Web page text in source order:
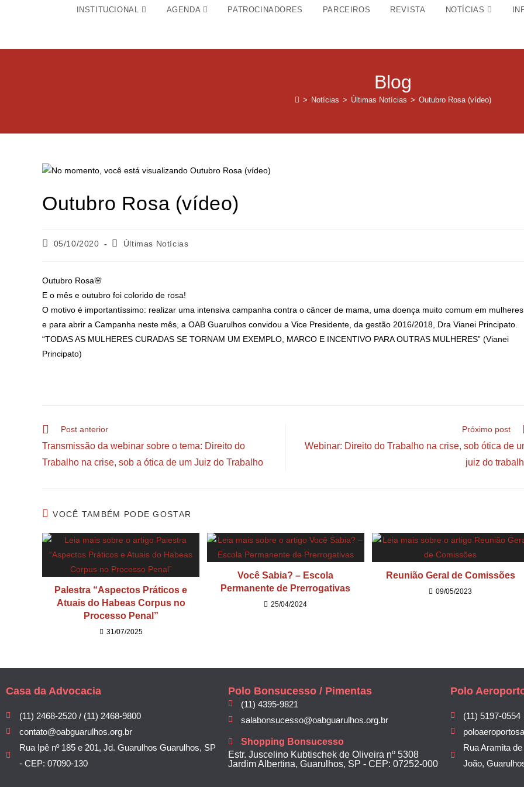
INSTITUCIONAL AGENDA PATROCINADORES PARCEIROS REVISTA NOTÍCIAS
Blog
> Notícias > Últimas Notícias > Outubro Rosa (vídeo)
Outubro Rosa (vídeo)
05/10/2020 Últimas Notícias
Outubro Rosa🌸
E o mês e outubro foi colorido de rosa!
O motivo é importantíssimo: realizar uma intensiva campanha contra o câncer de mama, uma doença muito comum em mulheres,
e para abrir a Campanha neste mês, a OAB Guarulhos convidou a Vice Presidente, da gestão 2016/2018, Dra Vianei Principato.
“TODAS AS MULHERES CURADAS SE TORNAM UM EXEMPLO, MARCO E INCENTIVO PARA OUTRAS MULHERES” (Vianei
Principato)
Post anterior
Transmissão da webinar sobre o tema: Direito do
Trabalho na crise, sob a ótica de um Juiz do Trabalho
Próximo post
Webinar: Direito do Trabalho na crise, sob ótica de
juiz do
VOCÊ TAMBÉM PODE GOSTAR
Palestra “Aspectos Práticos e
Atuais do Habeas Corpus no
Processo Penal”
31/07/2025
Você Sabia? – Escola
Permanente de Prerrogativas
25/04/2024
Reunião Geral de Comissões
09/05/2023
Casa da Advocacia
(11) 2468-2520 / (11) 2468-9800
contato@oabguarulhos.org.br
Rua Ipê nº 185 e 201, Jd. Guarulhos Guarulhos, SP
- CEP: 07090-130
Polo Bonsucesso / Pimentas
(11) 4395-9821
salabonsucesso@oabguarulhos.org.br
Shopping Bonsucesso
Estr. Juscelino Kubtischek de Oliveira nº 5308
Jardim Albertina, Guarulhos, SP - CEP: 07252-000
Polo
(11) 5197-0554
Rua Aramita
João,